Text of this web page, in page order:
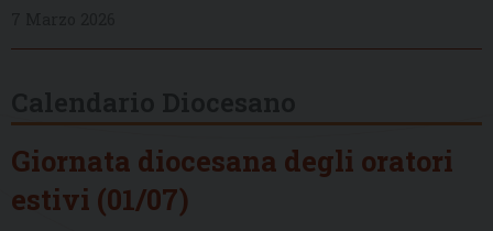
Giornata diocesana degli oratori
estivi (01/07)